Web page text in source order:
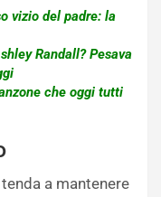
vizio del padre: la
Randall? Pesava
che oggi tutti
a mantenere